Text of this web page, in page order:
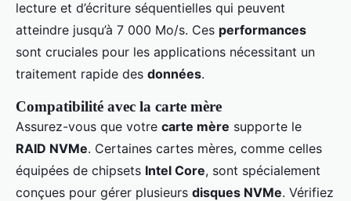
lecture et d’écriture séquentielles qui peuvent
atteindre jusqu’à 7 000 Mo/s. Ces performances
sont cruciales pour les applications nécessitant un
traitement rapide des données.
Compatibilité avec la carte mère
Assurez-vous que votre carte mère supporte le
RAID NVMe. Certaines cartes mères, comme celles
équipées de chipsets Intel Core, sont spécialement
conçues pour gérer plusieurs disques NVMe. Vérifiez